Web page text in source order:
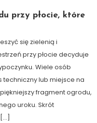
przy płocie, które
się zielenią i
przy płocie decyduje
Wiele osób
lub miejsce na
fragment ogrodu,
uroku. Skrót